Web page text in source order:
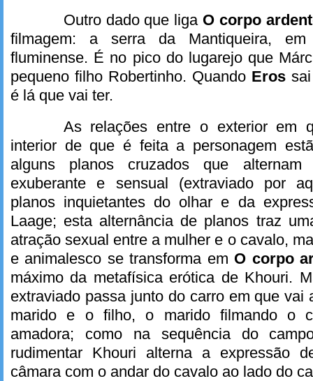
Outro dado que liga O corpo
filmagem: a serra da Mantiqueira,
fluminense. É no pico do lugarejo que
pequeno filho Robertinho. Quando Eros
é lá que vai ter.
As relações entre o exterior em
interior de que é feita a personagem
alguns planos cruzados que
exuberante e sensual (extraviado por
planos inquietantes do olhar e da
Laage; esta alternância de planos traz
atração sexual entre a mulher e o cavalo,
e animalesco se transforma em O corpo
máximo da metafísica erótica de Khouri.
extraviado passa junto do carro em que vai
marido e o filho, o marido filmando o
amadora; como na sequência do
rudimentar Khouri alterna a expressão
câmara com o andar do cavalo ao lado do